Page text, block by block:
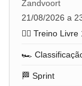
Zandvoort
21/08/2026 a
🏋️‍♂️ Treino Livre
🏎️
🏁 Sprint